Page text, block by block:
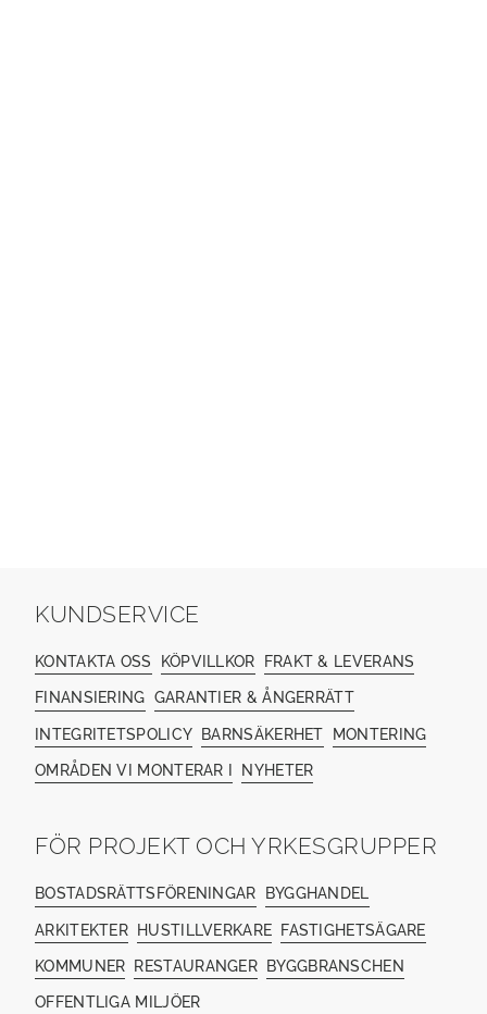
KUNDSERVICE
KONTAKTA OSS KÖPVILLKOR FRAKT & LEVERANS
FINANSIERING GARANTIER & ÅNGERRÄTT
INTEGRITETSPOLICY BARNSÄKERHET MONTERING
OMRÅDEN VI MONTERAR I NYHETER
FÖR PROJEKT OCH YRKESGRUPPER
BOSTADSRÄTTSFÖRENINGAR BYGGHANDEL
ARKITEKTER HUSTILLVERKARE FASTIGHETSÄGARE
KOMMUNER RESTAURANGER BYGGBRANSCHEN
OFFENTLIGA MILJÖER